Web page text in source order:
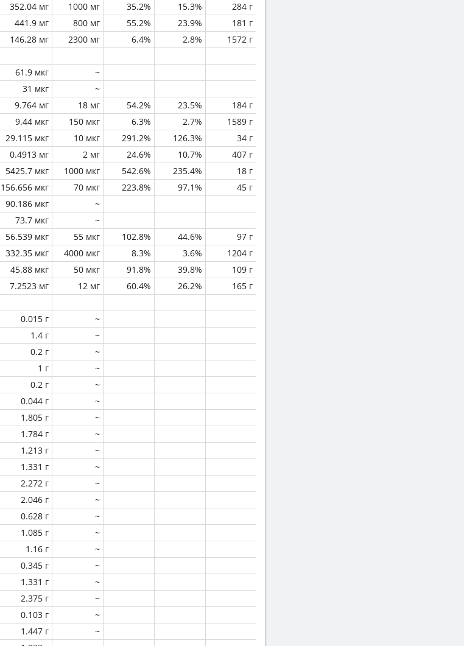
352.04 мг 1000 мг 35.2% 15.3%
284 г
441.9 мг 800 мг 55.2% 23.9%
181 г
146.28 мг 2300 мг 6.4% 2.8% 1572 г
61.9 мкг
~
31 мкг
~
9.764 мг 18 мг 54.2% 23.5%
184 г
9.44 мкг 150 мкг 6.3% 2.7%
1589 г
29.115 мкг 10 мкг 291.2% 126.3%
34 г
0.4913 мг 2 мг 24.6% 10.7%
407 г
5425.7 мкг 1000 мкг 542.6% 235.4%
18 г
156.656 мкг 70 мкг 223.8% 97.1%
45 г
90.186 мкг
~
73.7 мкг
~
56.539 мкг 55 мкг 102.8% 44.6%
97 г
332.35 мкг 4000 мкг 8.3% 3.6%
1204 г
45.88 мкг 50 мкг 91.8% 39.8%
109 г
7.2523 мг 12 мг 60.4% 26.2% 165 г
0.015 г
~
1.4 г
~
0.2 г
~
1 г
~
0.2 г ~
0.044 г
~
1.805 г
~
1.784 г
~
1.213 г
~
1.331 г
~
2.272 г
~
2.046 г
~
0.628 г
~
1.085 г
~
1.16 г
~
0.345 г
~
1.331 г
~
2.375 г ~
0.103 г
~
1.447 г
~